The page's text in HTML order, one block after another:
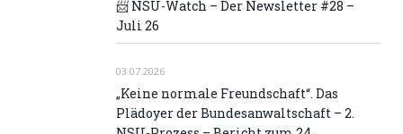
📨 NSU-Watch – Der Newsletter #28 –
Juli 26
03.07.2026
„Keine normale Freundschaft“. Das
Plädoyer der Bundesanwaltschaft – 2.